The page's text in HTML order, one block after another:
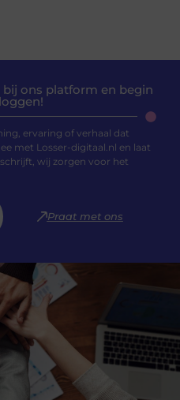
bij ons platform en begin
ervaring of verhaal dat
met Losser-digitaal.nl en laat
wij zorgen voor het
Praat met ons